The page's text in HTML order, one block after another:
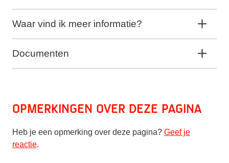
Waar vind ik meer informatie?
Documenten
Opmerkingen over deze pagina
Heb je een opmerking over deze pagina? Geef je
reactie.